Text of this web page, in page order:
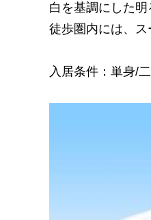
白を基調にした
徒歩圏内には、ス
入居条件：単身/